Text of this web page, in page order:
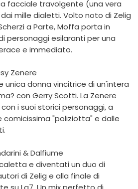
facciale travolgente (una vera
mille dialetti. Volto noto di Zelig
a Parte, Moffa porta in
personaggi esilaranti per una
e immediato.
Zenere
donna vincitrice di un'intera
con Gerry Scotti. La Zenere
i suoi storici personaggi, a
comicissima "poliziotta" e dalle
& Dalfiume
e diventati un duo di
di Zelig e alla finale di